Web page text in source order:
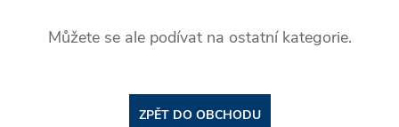
Můžete se ale podívat na ostatní kategorie.
ZPĚT DO OBCHODU